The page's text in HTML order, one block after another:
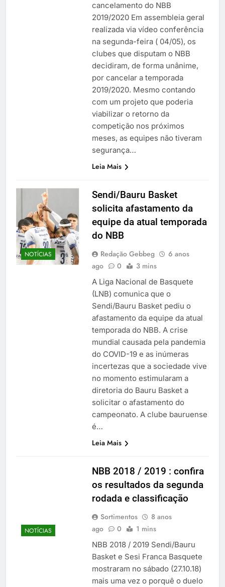
cancelamento do NBB
2019/2020 Em assembleia geral
realizada via vídeo conferência
na segunda-feira ( 04/05), os
clubes que disputam o NBB
decidiram, de forma unânime,
por cancelar a temporada
2019/2020. Mesmo contando
com um projeto que poderia
viabilizar o retorno da
competição nos próximos
meses, as equipes não tiveram
segurança…
Leia Mais
NOTÍCIAS
Sendi/Bauru Basket
solicita afastamento da
equipe da atual temporada
do NBB
Redação Gebbeg
6 anos
ago
0 3 mins
A Liga Nacional de Basquete
(LNB) comunica que o
Sendi/Bauru Basket pediu o
afastamento da equipe da atual
temporada do NBB. A crise
mundial causada pela pandemia
do COVID-19 e as inúmeras
incertezas que a sociedade vive
no momento estimularam a
diretoria do Bauru Basket a
solicitar o afastamento do
campeonato. A clube bauruense
é…
Leia Mais
NOTÍCIAS
NBB 2018 / 2019 : confira
os resultados da segunda
rodada e classificação
Sortimentos
8 anos
ago
0 1 mins
NBB 2018 / 2019 Sendi/Bauru
Basket e Sesi Franca Basquete
mostraram no sábado (27.10.18)
mais uma vez o porquê o duelo